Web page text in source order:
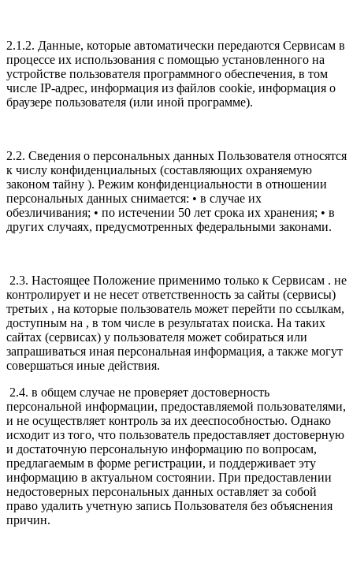
2.1.2. Данные, которые автоматически передаются Сервисам в
процессе их использования с помощью установленного на
устройстве пользователя программного обеспечения, в том
числе IP-адрес, информация из файлов cookie, информация о
браузере пользователя (или иной программе).
2.2. Сведения о персональных данных Пользователя относятся
к числу конфиденциальных (составляющих охраняемую
законом тайну ). Режим конфиденциальности в отношении
персональных данных снимается: • в случае их
обезличивания; • по истечении 50 лет срока их хранения; • в
других случаях, предусмотренных федеральными законами.
2.3. Настоящее Положение применимо только к Сервисам . не
контролирует и не несет ответственность за сайты (сервисы)
третьих , на которые пользователь может перейти по ссылкам,
доступным на , в том числе в результатах поиска. На таких
сайтах (сервисах) у пользователя может собираться или
запрашиваться иная персональная информация, а также могут
совершаться иные действия.
2.4. в общем случае не проверяет достоверность
персональной информации, предоставляемой пользователями,
и не осуществляет контроль за их дееспособностью. Однако
исходит из того, что пользователь предоставляет достоверную
и достаточную персональную информацию по вопросам,
предлагаемым в форме регистрации, и поддерживает эту
информацию в актуальном состоянии. При предоставлении
недостоверных персональных данных оставляет за собой
право удалить учетную запись Пользователя без объяснения
причин.